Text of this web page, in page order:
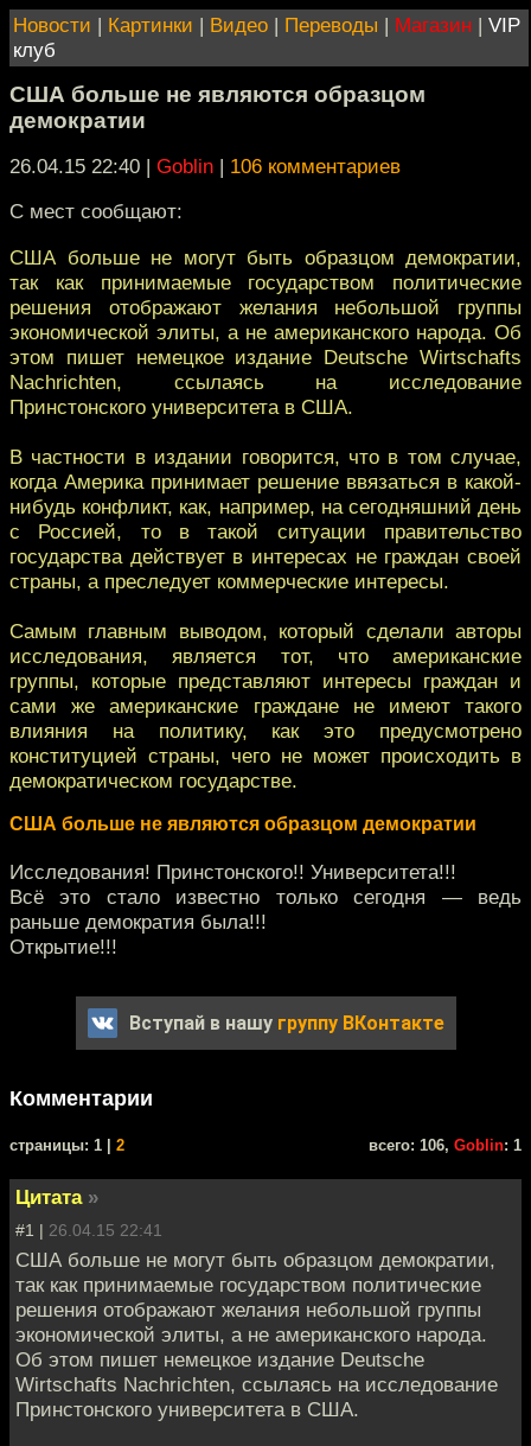
Новости | Картинки | Видео | Переводы | Магазин | VIP
клуб
США больше не являются образцом
демократии
26.04.15 22:40 | Goblin | 106 комментариев
С мест сообщают:
США больше не могут быть образцом демократии,
так как принимаемые государством политические
решения отображают желания небольшой группы
экономической элиты, а не американского народа. Об
этом пишет немецкое издание Deutsche Wirtschafts
Nachrichten, ссылаясь на исследование
Принстонского университета в США.
В частности в издании говорится, что в том случае,
когда Америка принимает решение ввязаться в какой-
нибудь конфликт, как, например, на сегодняшний день
с Россией, то в такой ситуации правительство
государства действует в интересах не граждан своей
страны, а преследует коммерческие интересы.
Самым главным выводом, который сделали авторы
исследования, является тот, что американские
группы, которые представляют интересы граждан и
сами же американские граждане не имеют такого
влияния на политику, как это предусмотрено
конституцией страны, чего не может происходить в
демократическом государстве.
США больше не являются образцом демократии
Исследования! Принстонского!! Университета!!!
Всё это стало известно только сегодня — ведь
раньше демократия была!!!
Открытие!!!
Вступай в нашу группу ВКонтакте
Комментарии
cтраницы: 1 | 2 всего: 106, Goblin: 1
Цитата »
#1 | 26.04.15 22:41
США больше не могут быть образцом демократии,
так как принимаемые государством политические
решения отображают желания небольшой группы
экономической элиты, а не американского народа.
Об этом пишет немецкое издание Deutsche
Wirtschafts Nachrichten, ссылаясь на исследование
Принстонского университета в США.